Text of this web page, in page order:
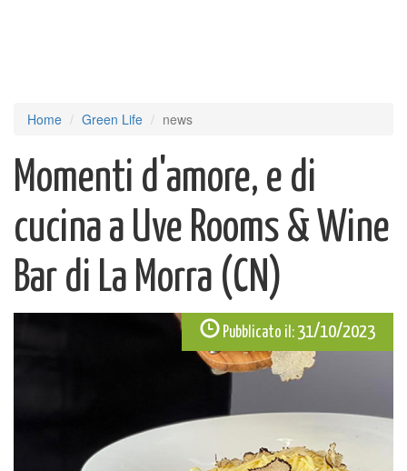
Home Green Life news
Momenti d'amore, e di
cucina a Uve Rooms & Wine
Bar di La Morra (CN)
Pubblicato il: 31/10/2023